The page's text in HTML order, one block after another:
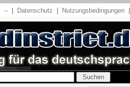
-- Datenschutz Nutzungsbedingungen